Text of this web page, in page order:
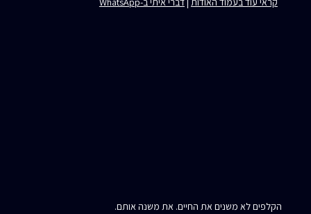
הקלפים לא משנים את החיים. את משנה אותם.